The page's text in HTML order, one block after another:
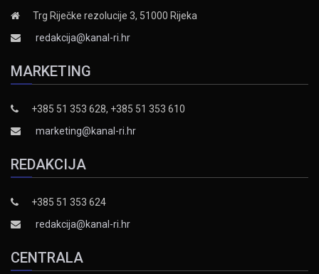
Trg Riječke rezolucije 3, 51000 Rijeka
redakcija@kanal-ri.hr
MARKETING
+385 51 353 628, +385 51 353 610
marketing@kanal-ri.hr
REDAKCIJA
+385 51 353 624
redakcija@kanal-ri.hr
CENTRALA